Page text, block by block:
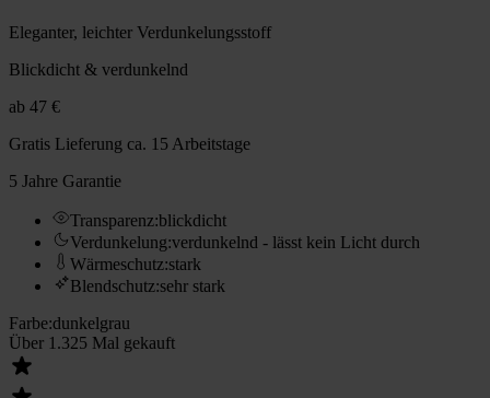
Eleganter, leichter Verdunkelungsstoff
Blickdicht & verdunkelnd
ab 47 €
Gratis Lieferung ca. 15 Arbeitstage
5 Jahre Garantie
Transparenz:blickdicht
Verdunkelung:verdunkelnd - lässt kein Licht durch
Wärmeschutz:stark
Blendschutz:sehr stark
Farbe:dunkelgrau
Über 1.325 Mal gekauft